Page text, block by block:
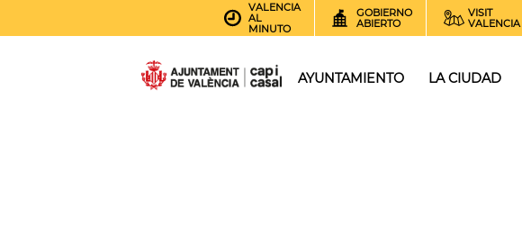
VALENCIA
AL
MINUTO
GOBIERNO
ABIERTO
VISIT
VALENCIA
AYUNTAMIENTO LA CIUDAD